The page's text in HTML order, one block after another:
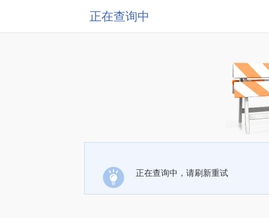
正在查询中
正在查询中，请刷新重试